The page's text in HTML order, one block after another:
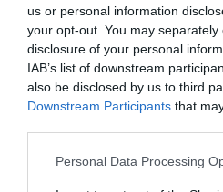
us or personal information
your opt-out. You may
disclosure of your personal
IAB’s list of downstream
also be disclosed by us to third
Downstream Participants that
Personal Data Processing
systemy
operacyjne
Windows 10
Windows 8.1
Windows 8
Windows 7
Windows
Windows XP
Mac OS
Linux 2.6.x